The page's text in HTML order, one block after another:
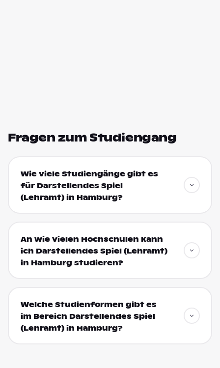
Fragen zum Studiengang
Wie viele Studiengänge gibt es
für Darstellendes Spiel
(Lehramt) in Hamburg?
An wie vielen Hochschulen kann
ich Darstellendes Spiel (Lehramt)
in Hamburg studieren?
Welche Studienformen gibt es
im Bereich Darstellendes Spiel
(Lehramt) in Hamburg?